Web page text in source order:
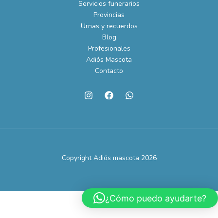
Servicios funerarios
Provincias
Urnas y recuerdos
Blog
Profesionales
Adiós Mascota
Contacto
Copyright Adiós mascota 2026
¿Cómo puedo ayudarte?